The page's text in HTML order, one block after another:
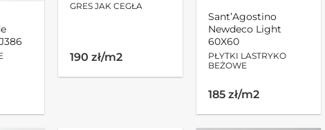
GRES JAK CEGŁA
190 zł/m2
Sant’Agostino
Newdeco Light
60X60
PŁYTKI LASTRYKO
BEŻOWE
185 zł/m2